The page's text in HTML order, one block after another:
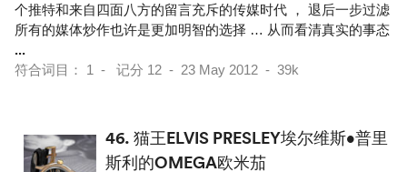
个推特和来自四面八方的留言充斥的传媒时代 ， 退后一步过滤
所有的媒体炒作也许是更加明智的选择 … 从而看清真实的事态
...
符合词目： 1 - 记分 12 - 23 May 2012 - 39k
46. 猫王ELVIS PRESLEY埃尔维斯•普里
斯利的OMEGA欧米茄